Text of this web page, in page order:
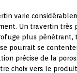
varie
Un travertin très
plus pénétrant,
pourrait se
précise de la
choix vers le